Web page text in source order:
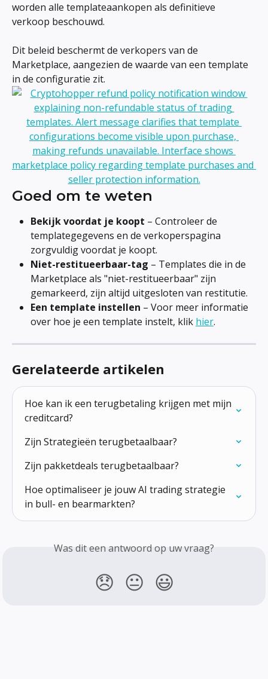
worden alle templateaankopen als definitieve
verkoop beschouwd.
Dit beleid beschermt de verkopers van de
Marketplace, aangezien de waarde van een template
in de configuratie zit.
Goed om te weten
Bekijk voordat je koopt – Controleer de
templategegevens en de verkoperspagina
zorgvuldig voordat je koopt.
Niet-restitueerbaar-tag – Templates die in de
Marketplace als "niet-restitueerbaar" zijn
gemarkeerd, zijn altijd uitgesloten van restitutie.
Een template instellen – Voor meer informatie
over hoe je een template instelt, klik hier.
Gerelateerde artikelen
Hoe kan ik een terugbetaling krijgen met mijn
creditcard?
Zijn Strategieën terugbetaalbaar?
Zijn pakketdeals terugbetaalbaar?
Hoe optimaliseer je jouw AI trading strategie
in bull- en bearmarkten?
Was dit een antwoord op uw vraag?
😞 😐 😃